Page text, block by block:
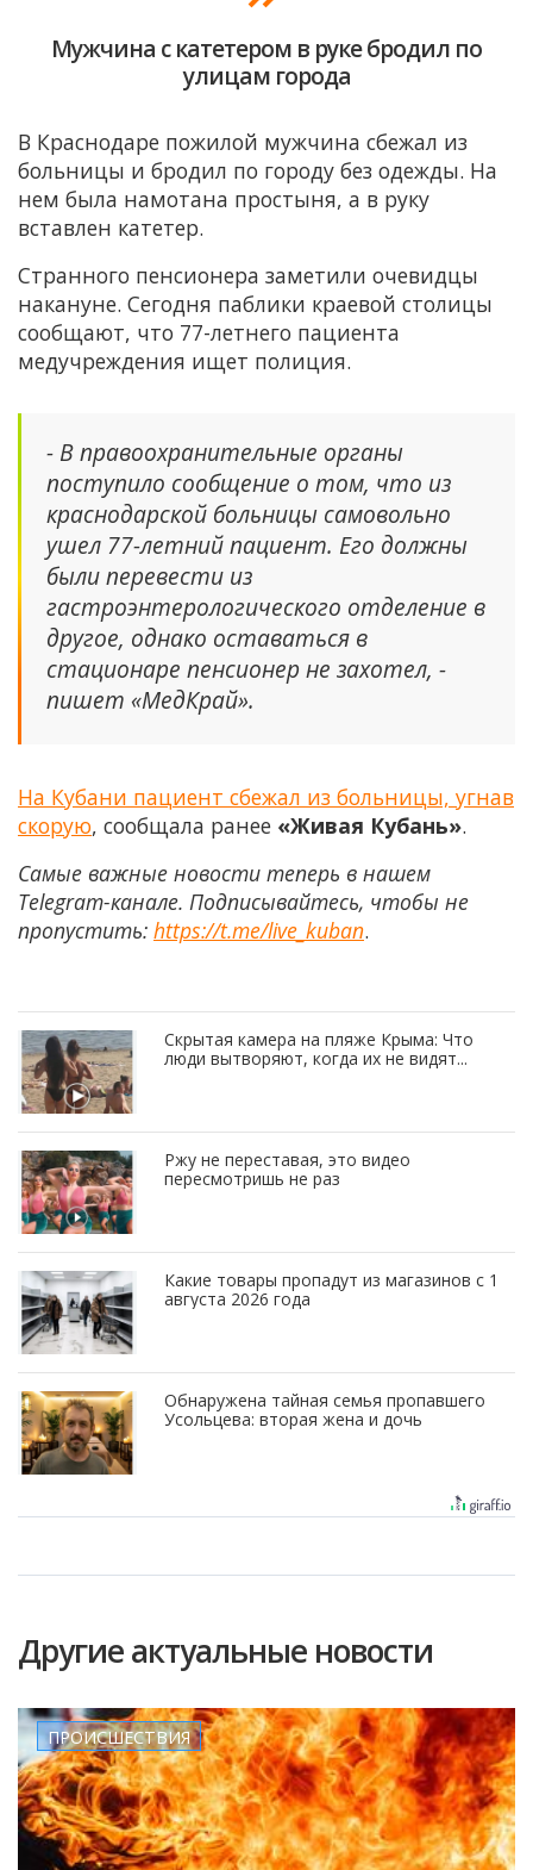
Мужчина с катетером в руке бродил по
улицам города
В Краснодаре пожилой мужчина сбежал из
больницы и бродил по городу без одежды. На
нем была намотана простыня, а в руку
вставлен катетер.
Странного пенсионера заметили очевидцы
накануне. Сегодня паблики краевой столицы
сообщают, что 77-летнего пациента
медучреждения ищет полиция.
- В правоохранительные органы
поступило сообщение о том, что из
краснодарской больницы самовольно
ушел 77-летний пациент. Его должны
были перевести из
гастроэнтерологического отделение в
другое, однако оставаться в
стационаре пенсионер не захотел, -
пишет «МедКрай».
На Кубани пациент сбежал из больницы, угнав
скорую, сообщала ранее «Живая Кубань».
Самые важные новости теперь в нашем
Telegram-канале. Подписывайтесь, чтобы не
пропустить: https://t.me/live_kuban.
Скрытая камера на пляже Крыма: Что
люди вытворяют, когда их не видят...
Ржу не переставая, это видео
пересмотришь не раз
Какие товары пропадут из магазинов с 1
августа 2026 года
Обнаружена тайная семья пропавшего
Усольцева: вторая жена и дочь
Другие актуальные новости
ПРОИСШЕСТВИЯ